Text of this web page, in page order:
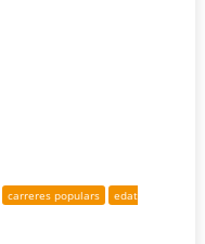
carreres populars
edat